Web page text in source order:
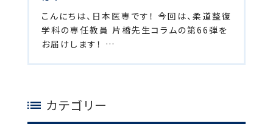
こんにちは、日本医専です！ 今回は、柔道整復
学科の専任教員 片橋先生コラムの第66弾を
お届けします！ …
カテゴリー